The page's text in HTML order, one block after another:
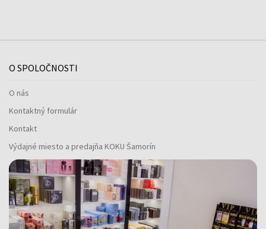
O SPOLOČNOSTI
O nás
Kontaktný formulár
Kontakt
Výdajné miesto a predajňa KOKU Šamorín